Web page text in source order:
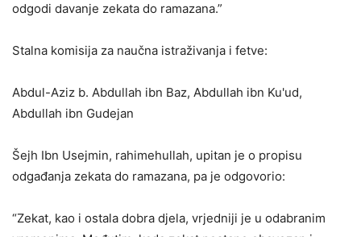
odgodi davanje zekata do ramazana.”
Stalna komisija za naučna istraživanja i fetve:
Abdul-Aziz b. Abdullah ibn Baz, Abdullah ibn Ku'ud,
Abdullah ibn Gudejan
Šejh Ibn Usejmin, rahimehullah, upitan je o propisu
odgađanja zekata do ramazana, pa je odgovorio:
“Zekat, kao i ostala dobra djela, vrjedniji je u odabranim